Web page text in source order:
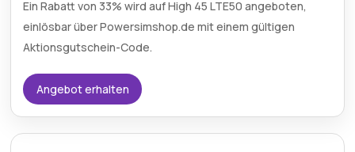
Ein Rabatt von 33% wird auf High 45 LTE50 angeboten,
einlösbar über Powersimshop.de mit einem gültigen
Aktionsgutschein-Code.
Angebot erhalten